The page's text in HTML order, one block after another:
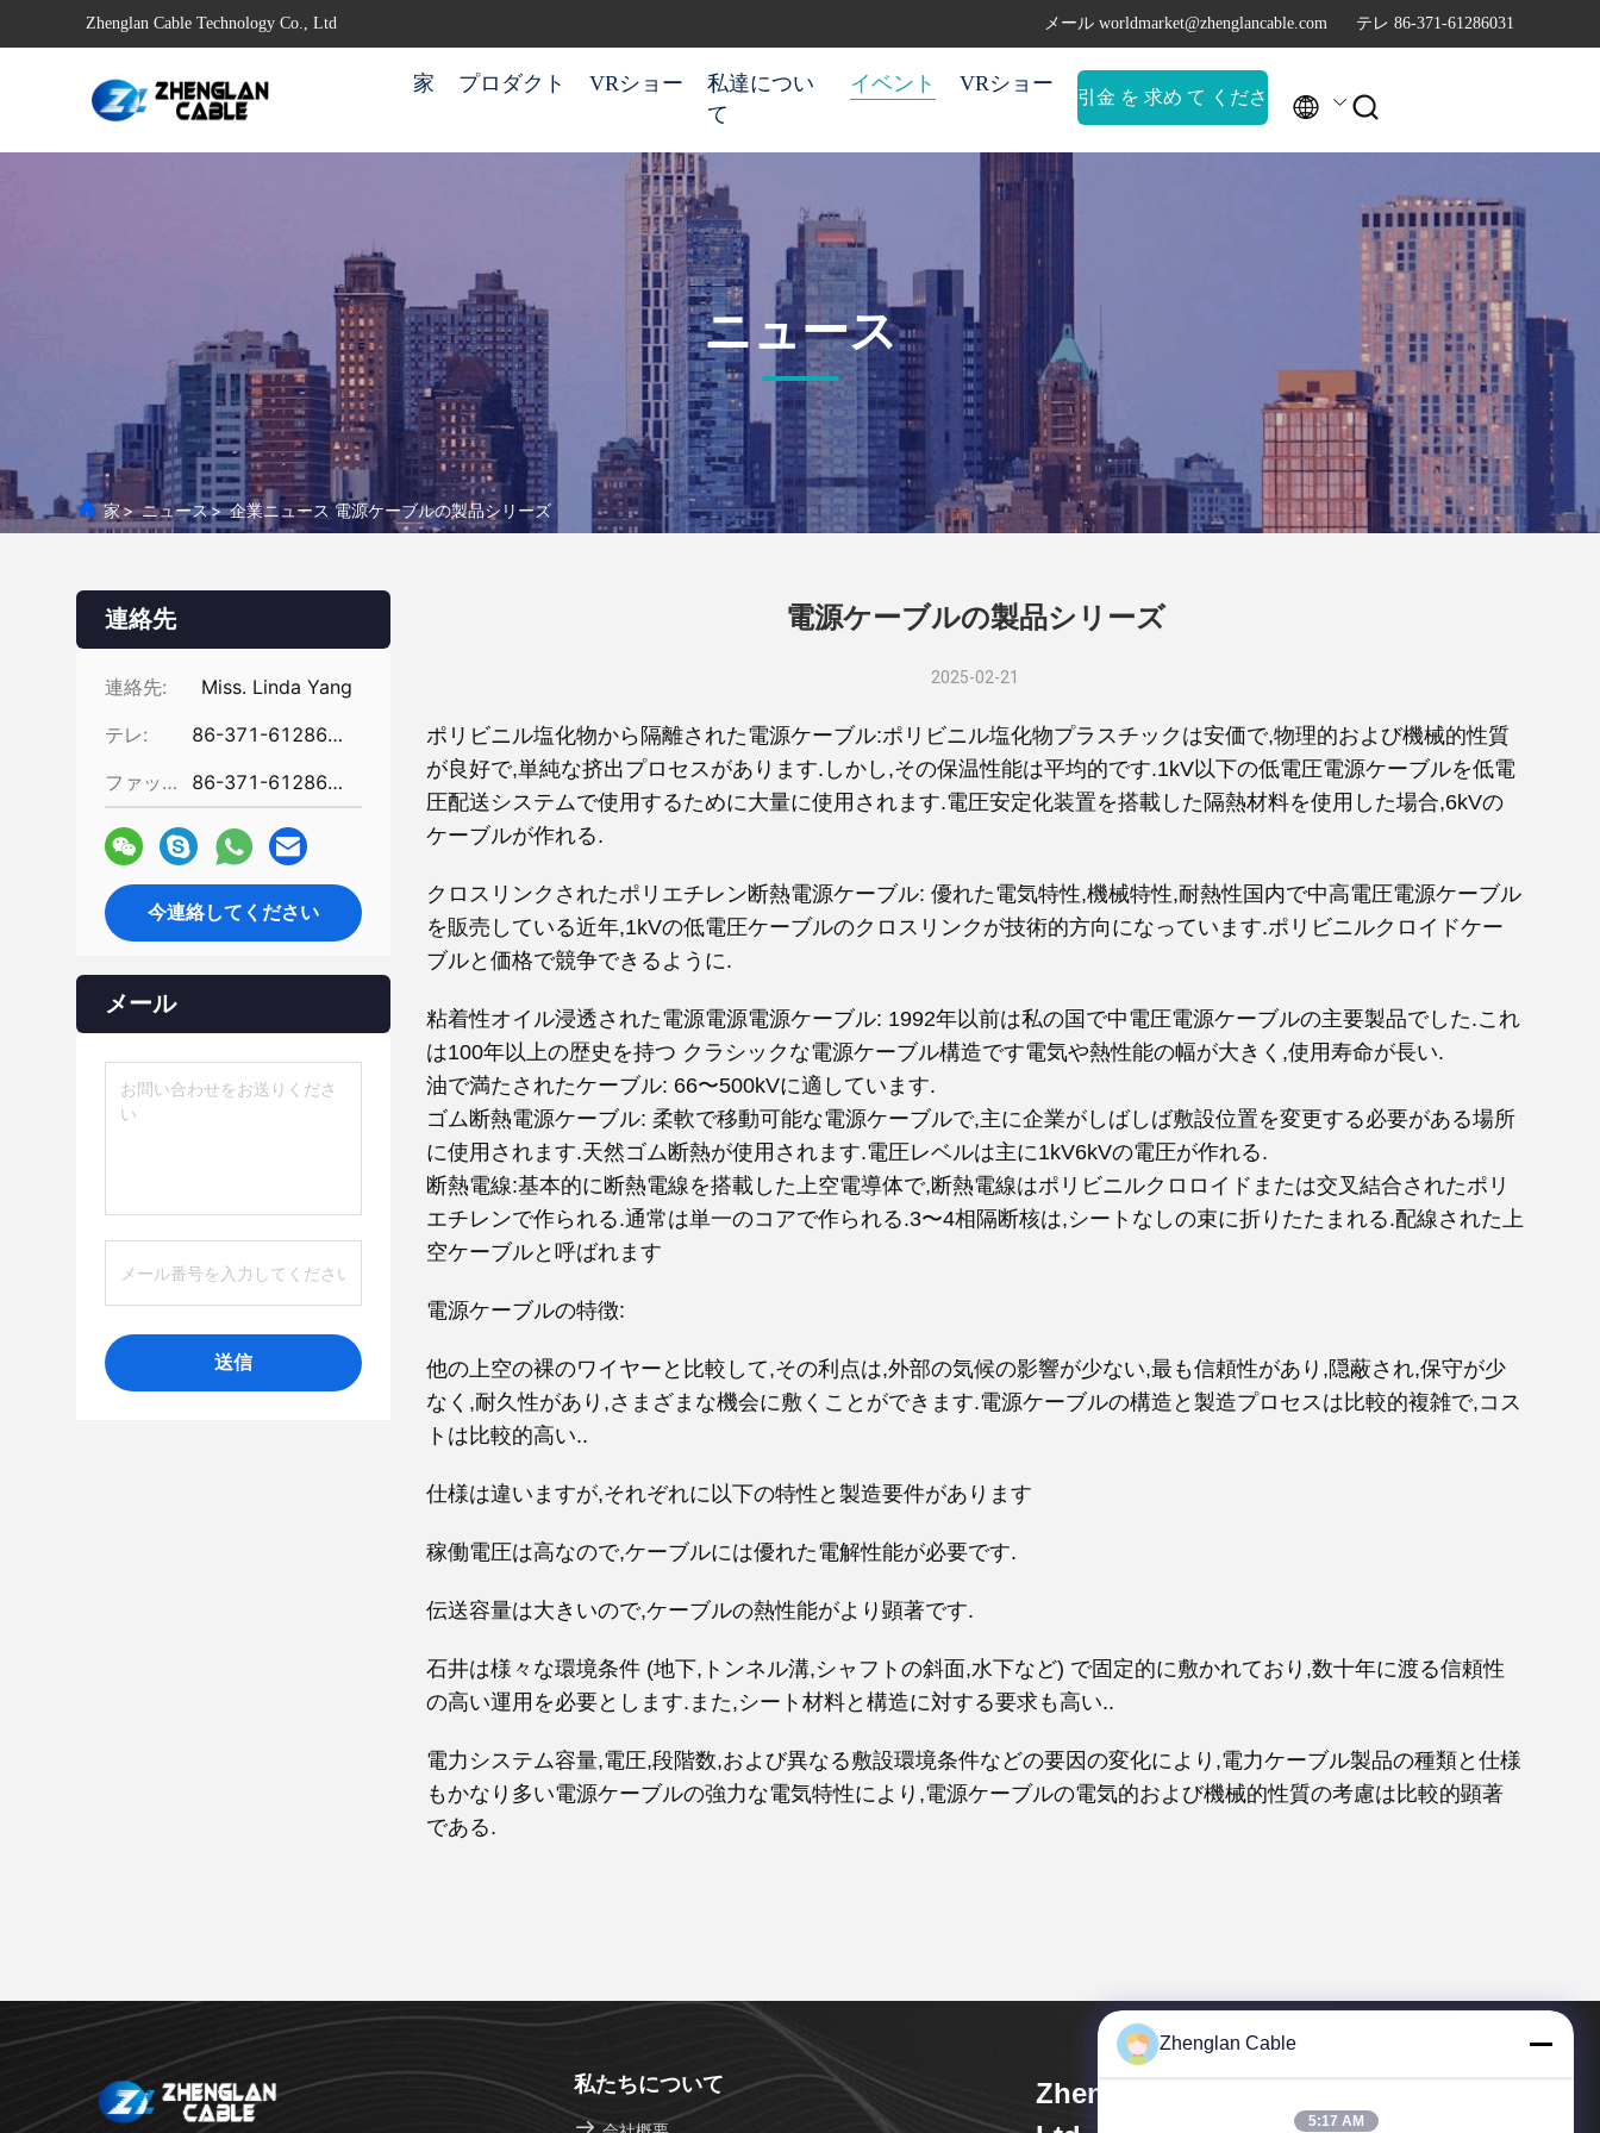
Zhenglan Cable Technology Co., Ltd メール worldmarket@zhenglancable.com テレ 86-371-61286031
家 プロダクト VRショー
私達につい
て
イベント VRショー
引金 を 求め て くださ
い
 
ニュース
家> ニュース> 企業ニュース 電源ケーブルの製品シリーズ
連絡先
連絡先:
Miss. Linda Yang
テレ:
86-371-61286031
ファックス:
86-371-61286032
今連絡してください
メール
送信
電源ケーブルの製品シリーズ
2025-02-21
ポリビニル塩化物から隔離された電源ケーブル:ポリビニル塩化物プラスチックは安価で,物理的および機械的性質
が良好で,単純な挤出プロセスがあります.しかし,その保温性能は平均的です.1kV以下の低電圧電源ケーブルを低電
圧配送システムで使用するために大量に使用されます.電圧安定化装置を搭載した隔熱材料を使用した場合,6kVの
ケーブルが作れる.
クロスリンクされたポリエチレン断熱電源ケーブル: 優れた電気特性,機械特性,耐熱性国内で中高電圧電源ケーブル
を販売している近年,1kVの低電圧ケーブルのクロスリンクが技術的方向になっています.ポリビニルクロイドケー
ブルと価格で競争できるように.
粘着性オイル浸透された電源電源電源ケーブル: 1992年以前は私の国で中電圧電源ケーブルの主要製品でした.これ
は100年以上の歴史を持つ クラシックな電源ケーブル構造です電気や熱性能の幅が大きく,使用寿命が長い.
油で満たされたケーブル: 66〜500kVに適しています.
ゴム断熱電源ケーブル: 柔軟で移動可能な電源ケーブルで,主に企業がしばしば敷設位置を変更する必要がある場所
に使用されます.天然ゴム断熱が使用されます.電圧レベルは主に1kV6kVの電圧が作れる.
断熱電線:基本的に断熱電線を搭載した上空電導体で,断熱電線はポリビニルクロロイドまたは交叉結合されたポリ
エチレンで作られる.通常は単一のコアで作られる.3〜4相隔断核は,シートなしの束に折りたたまれる.配線された上
空ケーブルと呼ばれます
電源ケーブルの特徴:
他の上空の裸のワイヤーと比較して,その利点は,外部の気候の影響が少ない,最も信頼性があり,隠蔽され,保守が少
なく,耐久性があり,さまざまな機会に敷くことができます.電源ケーブルの構造と製造プロセスは比較的複雑で,コス
トは比較的高い..
仕様は違いますが,それぞれに以下の特性と製造要件があります
稼働電圧は高なので,ケーブルには優れた電解性能が必要です.
伝送容量は大きいので,ケーブルの熱性能がより顕著です.
石井は様々な環境条件 (地下,トンネル溝,シャフトの斜面,水下など) で固定的に敷かれており,数十年に渡る信頼性
の高い運用を必要とします.また,シート材料と構造に対する要求も高い..
電力システム容量,電圧,段階数,および異なる敷設環境条件などの要因の変化により,電力ケーブル製品の種類と仕様
もかなり多い電源ケーブルの強力な電気特性により,電源ケーブルの電気的および機械的性質の考慮は比較的顕著
である.
私たちについて
Zhenglan Cable Technology Co.,
Zhenglan Cable
5:17 AM